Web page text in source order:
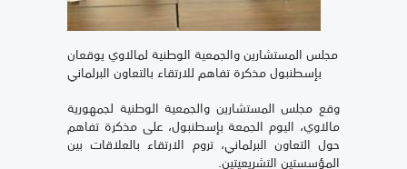
مجلس المستشارين والجمعية الوطنية لمالاوي يوقعان
بإسطنبول مذكرة تفاهم للارتقاء بالتعاون البرلماني
وقع مجلس المستشارين والجمعية الوطنية لجمهورية
مالاوي، اليوم الجمعة بإسطنبول، على مذكرة تفاهم
حول التعاون البرلماني، تروم الارتقاء بالعلاقات بين
المؤسستين التشريعيتين.